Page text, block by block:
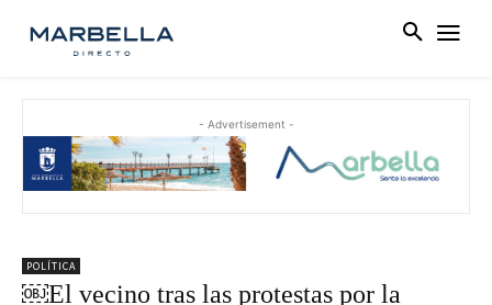
- Advertisement -
POLÍTICA
￼El vecino tras las protestas por la